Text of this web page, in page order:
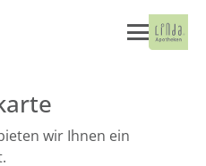
wir Ihnen ein